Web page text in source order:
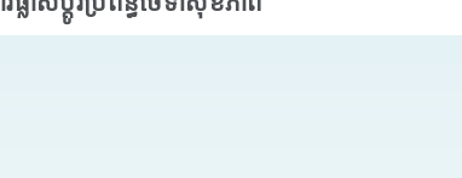
ផ្លាស់ប្តូរប្រព័ន្ធថែទាំសុខភាព